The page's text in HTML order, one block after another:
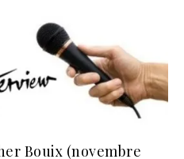
Bouix (novembre